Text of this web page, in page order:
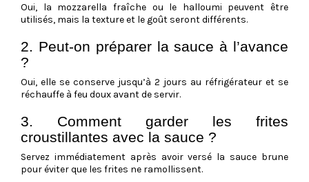
Oui, la mozzarella fraîche ou le halloumi peuvent être
utilisés, mais la texture et le goût seront différents.
2. Peut-on préparer la sauce à l’avance
?
Oui, elle se conserve jusqu’à 2 jours au réfrigérateur et se
réchauffe à feu doux avant de servir.
3. Comment garder les frites
croustillantes avec la sauce ?
Servez immédiatement après avoir versé la sauce brune
pour éviter que les frites ne ramollissent.